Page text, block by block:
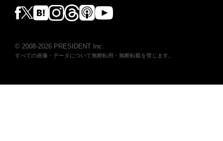
© 2008-2026 PRESIDENT Inc.
すべての画像・データについて無断転用・無断転載を禁じます。